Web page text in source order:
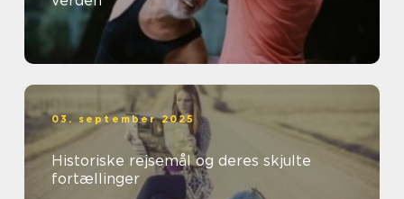
03. september 2025
Historiske rejsemål og deres skjulte
fortællinger